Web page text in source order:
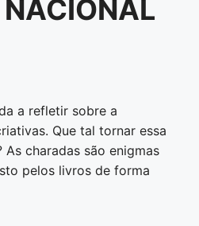
a refletir sobre a
Que tal tornar essa
charadas são enigmas
pelos livros de forma